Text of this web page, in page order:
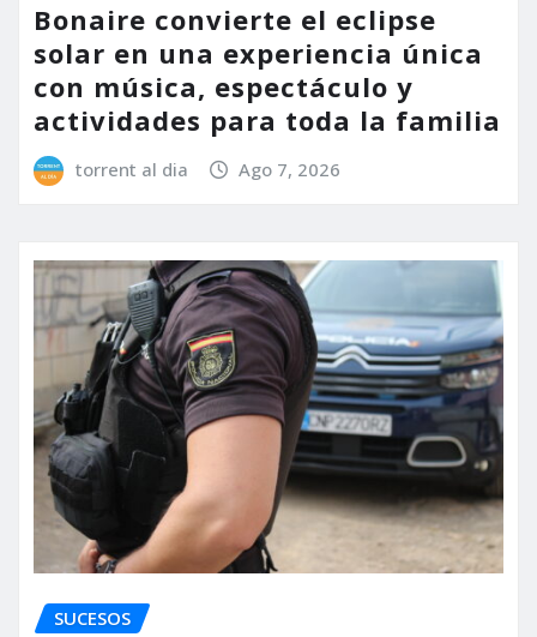
Bonaire convierte el eclipse
solar en una experiencia única
con música, espectáculo y
actividades para toda la familia
torrent al dia Ago 7, 2026
SUCESOS